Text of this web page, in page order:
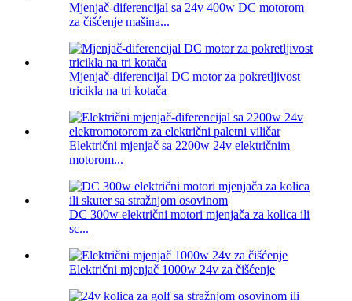
Mjenjač-diferencijal sa 24v 400w DC motorom
za čišćenje mašina...
Mjenjač-diferencijal DC motor za pokretljivost
tricikla na tri kotača
Električni mjenjač sa 2200w 24v električnim
motorom...
DC 300w električni motori mjenjača za kolica ili
sc...
Električni mjenjač 1000w 24v za čišćenje